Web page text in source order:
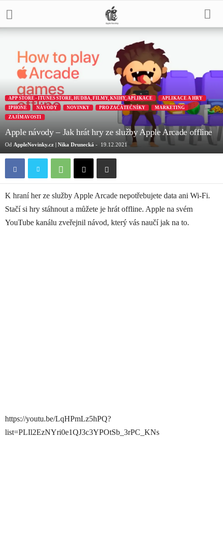
APP STORE - ITUNES STORE, HUDBA, FILMY, KNIHY, APLIKACE
APLIKACE A HRY
IPHONE
NÁVODY NOVINKY PRO ZAČÁTEČNÍKY
MARKETING
ZAJÍMAVOSTI
Apple návody – Jak hrát hry ze služby Apple Arcade offline
Od AppleNovinky.cz | Nika Drunecká - 19.12.2021
K hraní her ze služby Apple Arcade nepotřebujete data ani Wi-Fi.
Stačí si hry stáhnout a můžete je hrát offline. Apple na svém
YouTube kanálu zveřejnil návod, který vás naučí jak na to.
https://youtu.be/LqHPmLz5hPQ?
list=PLIl2EzNYri0e1QJ3c3YPOtSb_3rPC_KNs